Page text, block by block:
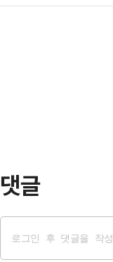
다고
은 올
는 가
댓글